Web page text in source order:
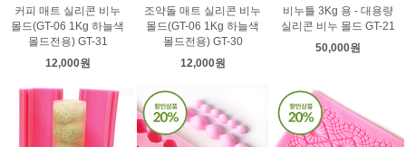
커피 매트 실리콘 비누
몰드(GT-06 1Kg 하늘색
몰드전용) GT-31
12,000원
조약돌 매트 실리콘 비누
몰드(GT-06 1Kg 하늘색
몰드전용) GT-30
12,000원
비누틀 3Kg 용 - 대용량
실리콘 비누 몰드 GT-21
50,000원